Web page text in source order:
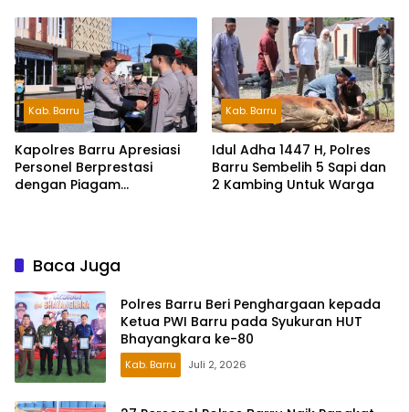
Juta
Kab. Barru
Kapolres Barru Apresiasi
Personel Berprestasi
dengan Piagam
Kab. Barru
Idul Adha 1447 H, Polres
Barru Sembelih 5 Sapi dan
2 Kambing Untuk Warga
Baca Juga
Polres Barru Beri Penghargaan kepada
Ketua PWI Barru pada Syukuran HUT
Bhayangkara ke-80
Kab. Barru Juli 2, 2026